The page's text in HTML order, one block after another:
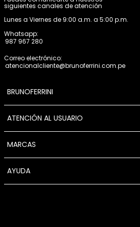
siguientes canales de atención
Lunes a Viernes de 9:00 a.m. a 5:00 p.m.
Whatsapp:
987 967 280
Correo electrónico:
atencionalcliente@brunoferrini.com.pe
BRUNOFERRINI
ATENCIÓN AL USUARIO
MARCAS
AYUDA